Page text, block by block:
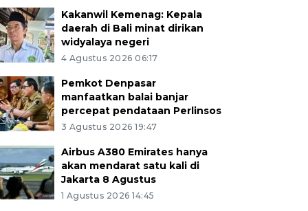
Kakanwil Kemenag: Kepala
daerah di Bali minat dirikan
widyalaya negeri
4 Agustus 2026 06:17
Pemkot Denpasar
manfaatkan balai banjar
percepat pendataan Perlinsos
3 Agustus 2026 19:47
Airbus A380 Emirates hanya
akan mendarat satu kali di
Jakarta 8 Agustus
1 Agustus 2026 14:45